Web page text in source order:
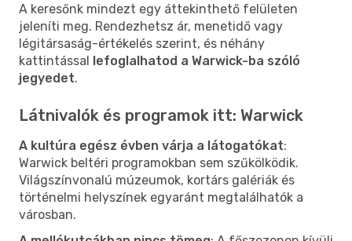
A keresőnk mindezt egy áttekinthető felületen
jeleníti meg. Rendezhetsz ár, menetidő vagy
légitársaság-értékelés szerint, és néhány
kattintással lefoglalhatod a Warwick-ba szóló
jegyedet.
Látnivalók és programok itt: Warwick
A kultúra egész évben várja a látogatókat:
Warwick beltéri programokban sem szűkölködik.
Világszínvonalú múzeumok, kortárs galériák és
történelmi helyszínek egyaránt megtalálhatók a
városban.